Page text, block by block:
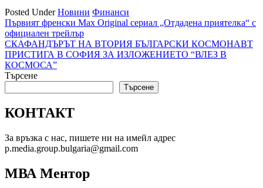
Posted UnderНовини Финанси
Навигация
Първият френски Max Original сериал „Отдадена приятелка“ с
официален трейлър
СКАФАНДЪРЪТ НА ВТОРИЯ БЪЛГАРСКИ КОСМОНАВТ
ПРИСТИГА В СОФИЯ ЗА ИЗЛОЖЕНИЕТО “ВЛЕЗ В
КОСМОСА”
Търсене
Търсене
КОНТАКТ
За връзка с нас, пишете ни на имейл адрес
p.media.group.bulgaria@gmail.com
МВА Ментор